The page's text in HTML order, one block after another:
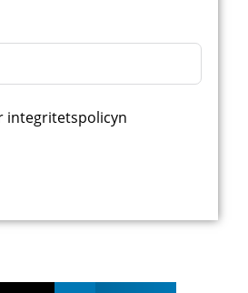
integritetspolicyn